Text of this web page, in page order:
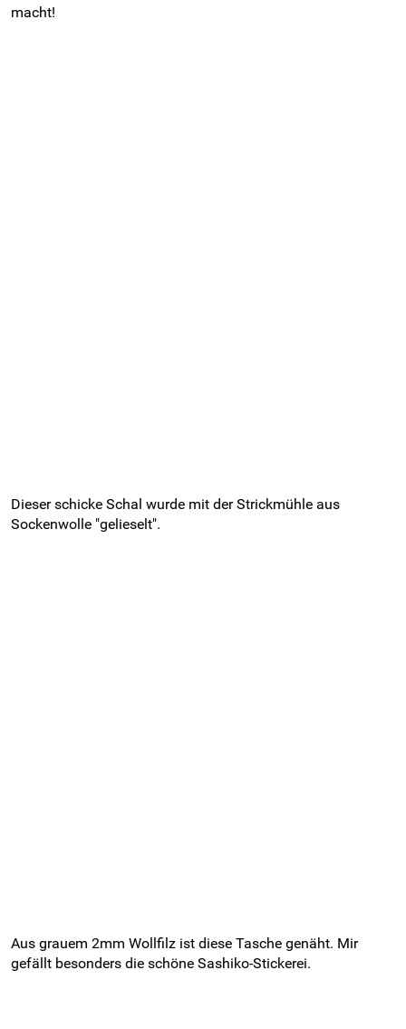
macht!
Dieser schicke Schal wurde mit der Strickmühle aus
Sockenwolle "gelieselt".
Aus grauem 2mm Wollfilz ist diese Tasche genäht. Mir
gefällt besonders die schöne Sashiko-Stickerei.